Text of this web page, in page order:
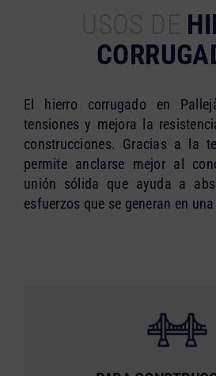
El hierro corrugado en
tensiones y mejora la
construcciones. Gracias a la
permite anclarse mejor al
unión sólida que ayuda a
esfuerzos que se generan en